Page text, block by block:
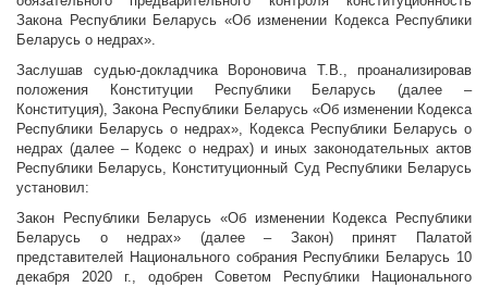
Закона Республики Беларусь «Об изменении Кодекса Республики
Беларусь о недрах».
Заслушав судью-докладчика Вороновича Т.В., проанализировав
положения Конституции Республики Беларусь (далее –
Конституция), Закона Республики Беларусь «Об изменении Кодекса
Республики Беларусь о недрах», Кодекса Республики Беларусь о
недрах (далее – Кодекс о недрах) и иных законодательных актов
Республики Беларусь, Конституционный Суд Республики Беларусь
установил:
Закон Республики Беларусь «Об изменении Кодекса Республики
Беларусь о недрах» (далее – Закон) принят Палатой
представителей Национального собрания Республики Беларусь 10
декабря 2020 г., одобрен Советом Республики Национального